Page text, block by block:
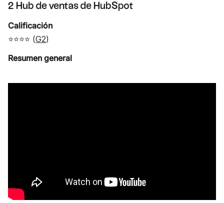
2 Hub de ventas de HubSpot
Calificación
⭐⭐⭐⭐ (G2)
Resumen general